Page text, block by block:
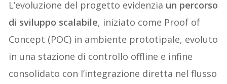
L’evoluzione del progetto evidenzia un percorso
di sviluppo scalabile, iniziato come Proof of
Concept (POC) in ambiente prototipale, evoluto
in una stazione di controllo offline e infine
consolidato con l’integrazione diretta nel flusso